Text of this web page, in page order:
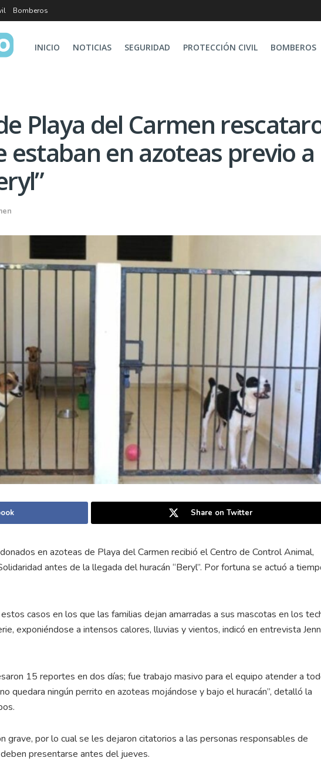
Bomberos
INICIO NOTICIAS SEGURIDAD PROTECCIÓN CIVIL BOMBEROS
Playa del Carmen
en azoteas previo a
Share on Twitter
en azoteas de Playa del Carmen recibió el Centro de Control Animal,
antes de la llegada del huracán “Beryl”. Por fortuna se actuó a
casos en los que las familias dejan amarradas a sus mascotas en los
exponiéndose a intensos calores, lluvias y vientos, indicó en entrevista
15 reportes en dos días; fue trabajo masivo para el equipo atender a
quedara ningún perrito en azoteas mojándose y bajo el huracán”, detalló la
grave, por lo cual se les dejaron citatorios a las personas responsables de
presentarse antes del jueves.